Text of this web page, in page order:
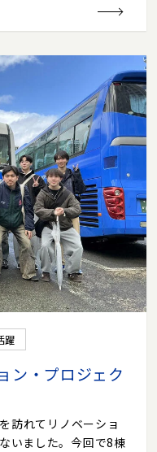
躍
ン・プロジェク
訪れてリノベーショ
いました。今回で8棟